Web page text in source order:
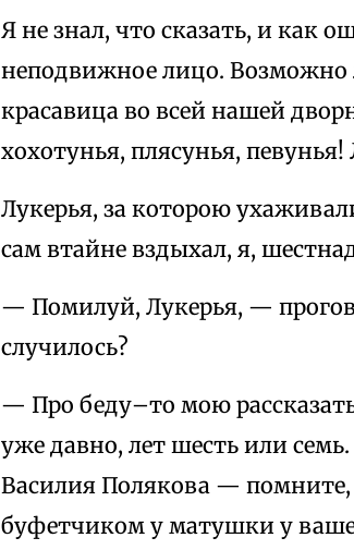
Я не знал, что сказать, и как
неподвижное лицо. Возможно
красавица во всей нашей
хохотунья, плясунья,
Лукерья, за которою
сам втайне вздыхал, я,
— Помилуй, Лукерья, —
случилось?
— Про беду–то мою
уже давно, лет шесть или
Василия Полякова —
буфетчиком у матушки у